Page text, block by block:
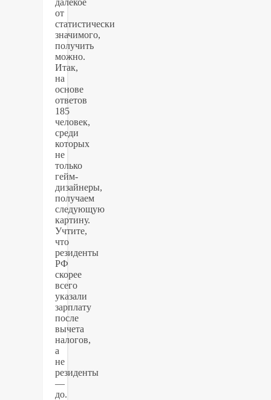
от
статистически
значимого,
получить
можно.
Итак,
на
основе
ответов
185
человек,
среди
которых
не
только
гейм-
дизайнеры,
получаем
следующую
картину.
Учтите,
что
резиденты
РФ
скорее
всего
указали
зарплату
после
вычета
налогов,
а
не
резиденты
—
до.